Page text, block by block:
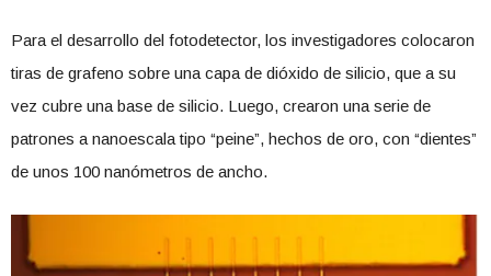
Para el desarrollo del fotodetector, los investigadores colocaron
tiras de grafeno sobre una capa de dióxido de silicio, que a su
vez cubre una base de silicio. Luego, crearon una serie de
patrones a nanoescala tipo “peine”, hechos de oro, con “dientes”
de unos 100 nanómetros de ancho.